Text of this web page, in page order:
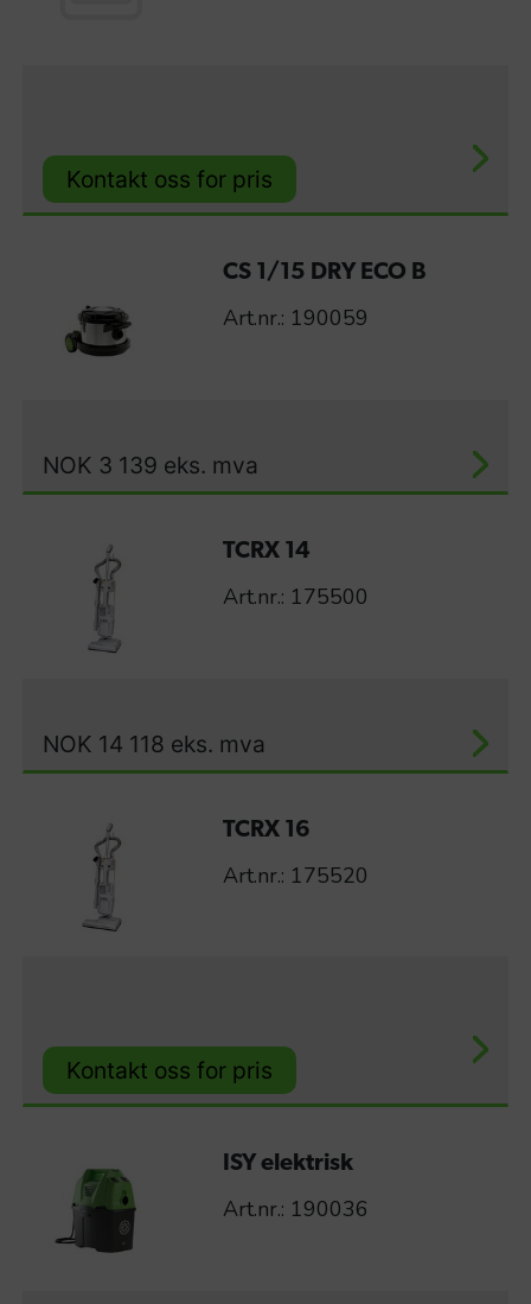
Kontakt oss for pris
CS 1/15 DRY ECO B
Art.nr.: 190059
NOK 3 139 eks. mva
TCRX 14
Art.nr.: 175500
NOK 14 118 eks. mva
TCRX 16
Art.nr.: 175520
Kontakt oss for pris
ISY elektrisk
Art.nr.: 190036